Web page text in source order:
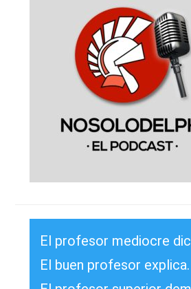
El profesor mediocre
El buen profesor explica.